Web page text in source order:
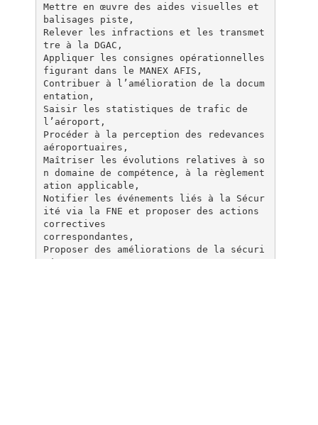
Mettre en œuvre des aides visuelles et
balisages piste,
Relever les infractions et les transmet
tre à la DGAC,
Appliquer les consignes opérationnelles
figurant dans le MANEX AFIS,
Contribuer à l’amélioration de la docum
entation,
Saisir les statistiques de trafic de
l’aéroport,
Procéder à la perception des redevances
aéroportuaires,
Maîtriser les évolutions relatives à so
n domaine de compétence, à la règlement
ation applicable,
Notifier les événements liés à la Sécur
ité via la FNE et proposer des actions
correctives
correspondantes,
Proposer des améliorations de la sécuri
té,